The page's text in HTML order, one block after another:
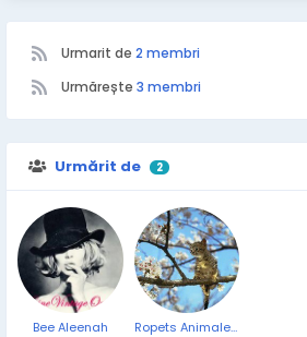
Urmarit de 2 membri
Urmărește 3 membri
Urmărit de 2
Bee Aleenah Ropets Animale de companie